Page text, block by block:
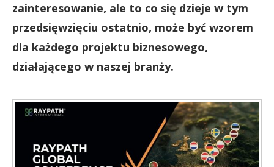
zainteresowanie, ale to co się dzieje w tym
przedsięwzięciu ostatnio, może być wzorem
dla każdego projektu biznesowego,
działającego w naszej branży.